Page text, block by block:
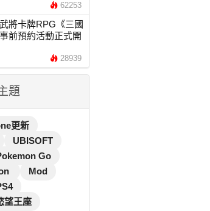
62253
將卡牌RPG《三國
前預約活動正式開
28939
題
更新
UBISOFT
Go
Mod
望王座